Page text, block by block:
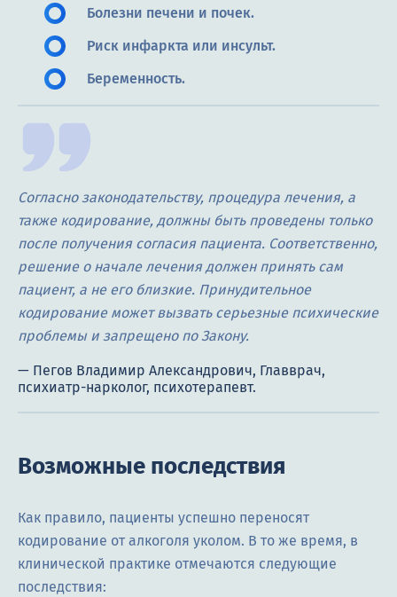
Болезни печени и почек.
Риск инфаркта или инсульт.
Беременность.
Согласно законодательству, процедура лечения, а
также кодирование, должны быть проведены только
после получения согласия пациента. Соответственно,
решение о начале лечения должен принять сам
пациент, а не его близкие. Принудительное
кодирование может вызвать серьезные психические
проблемы и запрещено по Закону.
Возможные последствия
Как правило, пациенты успешно переносят
кодирование от алкоголя уколом. В то же время, в
клинической практике отмечаются следующие
последствия: